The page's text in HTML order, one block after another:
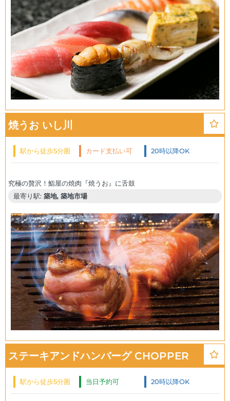
焼うお いし川
駅から徒歩5分圏
内
カード支払い可 20時以降OK
最寄り駅: 築地, 築地市場
ステーキアンドハンバーグ CHOPPER
駅から徒歩5分圏
内
当日予約可 20時以降OK